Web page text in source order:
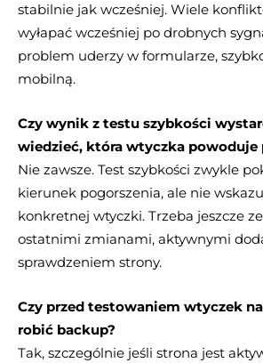
stabilnie jak wcześniej. Wiele
wyłapać wcześniej po drobnych
problem uderzy w formularze,
mobilną.
Czy wynik z testu szybkości
wiedzieć, która wtyczka powoduje
Nie zawsze. Test szybkości zwykle
kierunek pogorszenia, ale nie
konkretnej wtyczki. Trzeba jeszcze
ostatnimi zmianami, aktywnymi
sprawdzeniem strony.
Czy przed testowaniem wtyczek
robić backup?
Tak, szczególnie jeśli strona jest